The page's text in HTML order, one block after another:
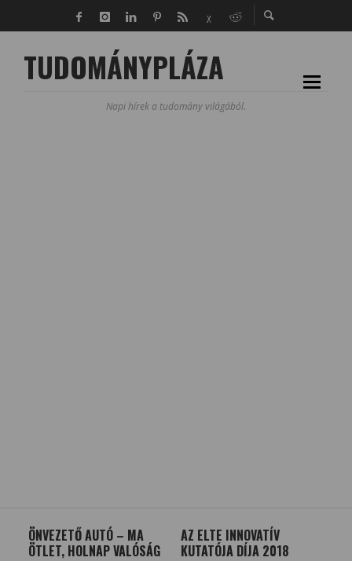
TUDOMÁNYPLÁZA
Napi hírek a tudomány világából.
ÖNVEZETŐ AUTÓ – MA
ÖTLET, HOLNAP VALÓSÁG
AZ ELTE INNOVATÍV
KUTATÓJA DÍJA 2018